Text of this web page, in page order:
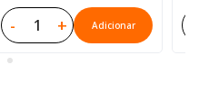
- + Adicionar